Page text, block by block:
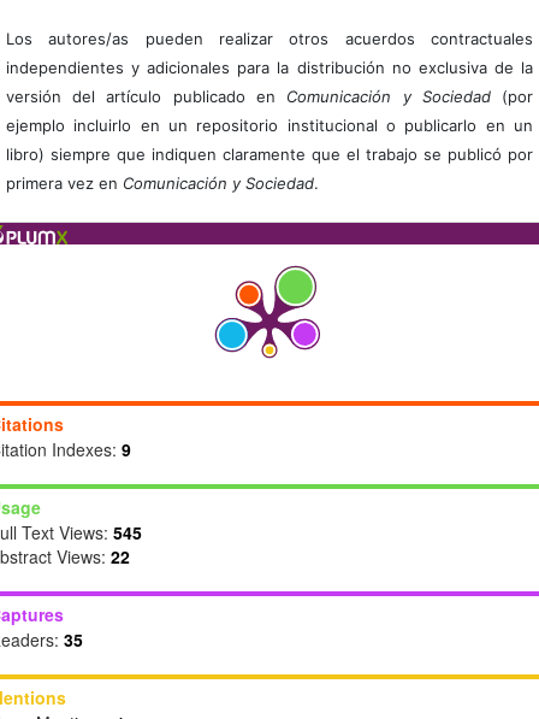
Los autores/as pueden realizar otros acuerdos contractuales
independientes y adicionales para la distribución no exclusiva de la
versión del artículo publicado en Comunicación y Sociedad(por
ejemplo incluirlo en un repositorio institucional o publicarlo en un
libro) siempre que indiquen claramente que el trabajo se publicó por
primera vez en Comunicación y Sociedad.
Indexes: 9
Text Views: 545
Views: 22
35